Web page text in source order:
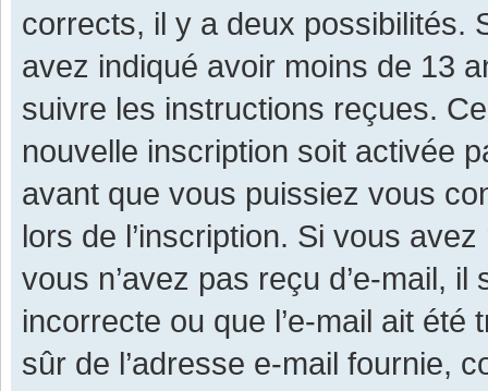
corrects, il y a deux possibilités.
avez indiqué avoir moins de 13
suivre les instructions reçues.
nouvelle inscription soit activée
avant que vous puissiez vous
lors de l’inscription. Si vous
vous n’avez pas reçu d’e-mail,
incorrecte ou que l’e-mail ait
sûr de l’adresse e-mail fournie,